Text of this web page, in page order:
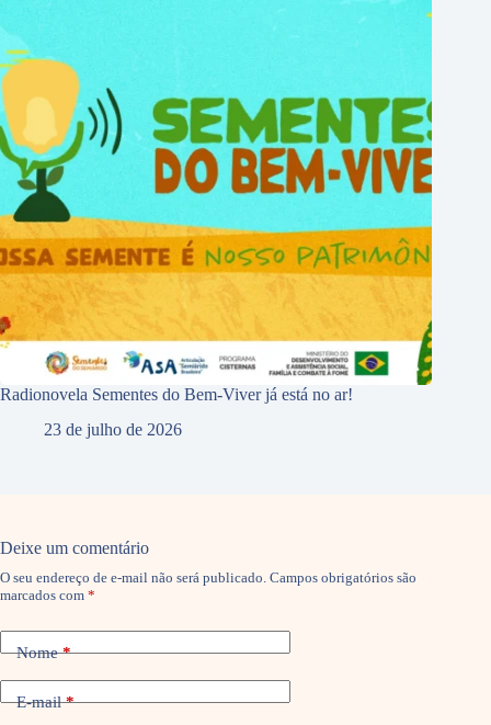
Radionovela Sementes do Bem-Viver já está no ar!
23 de julho de 2026
Deixe um comentário
O seu endereço de e-mail não será publicado. Campos obrigatórios são
marcados com *
Nome*
E-mail*